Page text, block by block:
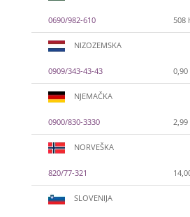
0690/982-610 508
NIZOZEMSKA
0909/343-43-43
NJEMAČKA
0900/830-3330
NORVEŠKA
820/77-321
SLOVENIJA